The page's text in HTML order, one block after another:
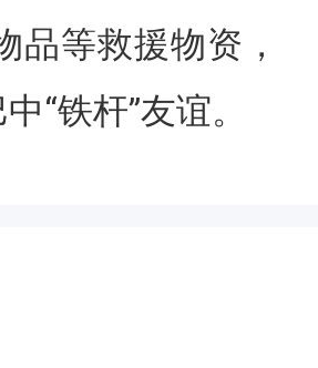
品等救援物资，
“铁杆”友谊。